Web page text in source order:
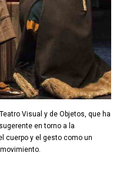
Visual y de Objetos, que ha
en torno a la
cuerpo y el gesto como un